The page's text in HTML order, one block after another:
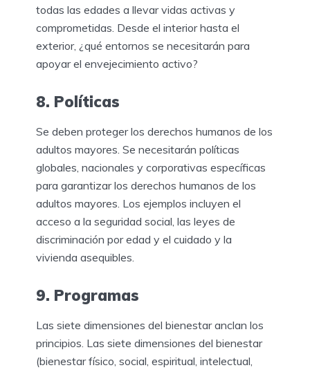
todas las edades a llevar vidas activas y
comprometidas. Desde el interior hasta el
exterior, ¿qué entornos se necesitarán para
apoyar el envejecimiento activo?
8. Políticas
Se deben proteger los derechos humanos de los
adultos mayores. Se necesitarán políticas
globales, nacionales y corporativas específicas
para garantizar los derechos humanos de los
adultos mayores. Los ejemplos incluyen el
acceso a la seguridad social, las leyes de
discriminación por edad y el cuidado y la
vivienda asequibles.
9. Programas
Las siete dimensiones del bienestar anclan los
principios. Las siete dimensiones del bienestar
(bienestar físico, social, espiritual, intelectual,